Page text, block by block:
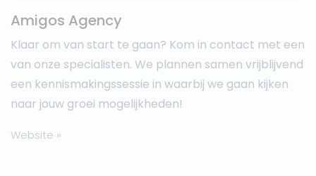
Amigos Agency
Klaar om van start te gaan? Kom in contact met een
van onze specialisten. We plannen samen vrijblijvend
een kennismakingssessie in waarbij we gaan kijken
naar jouw groei mogelijkheden!
Website »